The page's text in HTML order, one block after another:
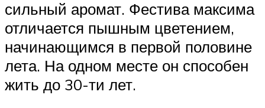
сильный аромат. Фестива максима
отличается пышным цветением,
начинающимся в первой половине
лета. На одном месте он способен
жить до 30-ти лет.